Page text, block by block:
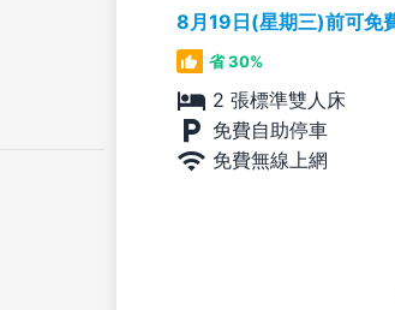
8月19日(星期三)前可免
省 30%
2 張標準雙人床
免費自助停車
免費無線上網